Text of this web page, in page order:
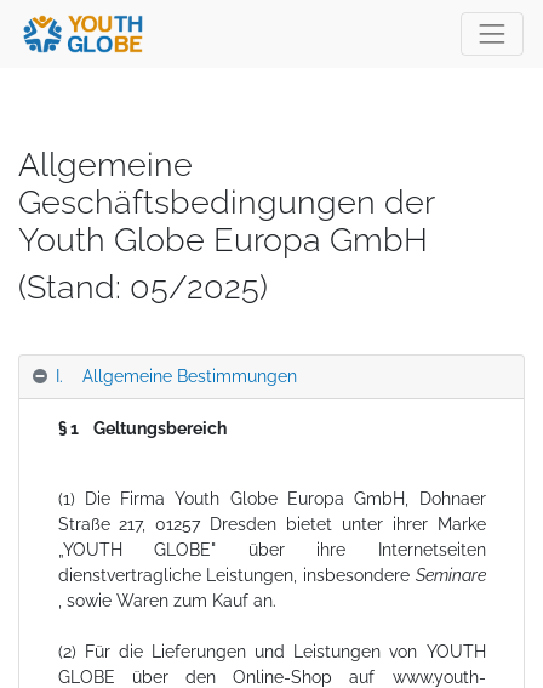
Allgemeine
Geschäftsbedingungen der
Youth Globe Europa GmbH
(Stand: 05/2025)
I. Allgemeine Bestimmungen
§ 1 Geltungsbereich
(1) Die Firma Youth Globe Europa GmbH, Dohnaer
Straße 217, 01257 Dresden bietet unter ihrer Marke
„YOUTH GLOBE" über ihre Internetseiten
dienstvertragliche Leistungen, insbesondere Seminare
, sowie Waren zum Kauf an.
(2) Für die Lieferungen und Leistungen von YOUTH
GLOBE über den Online-Shop auf www.youth-